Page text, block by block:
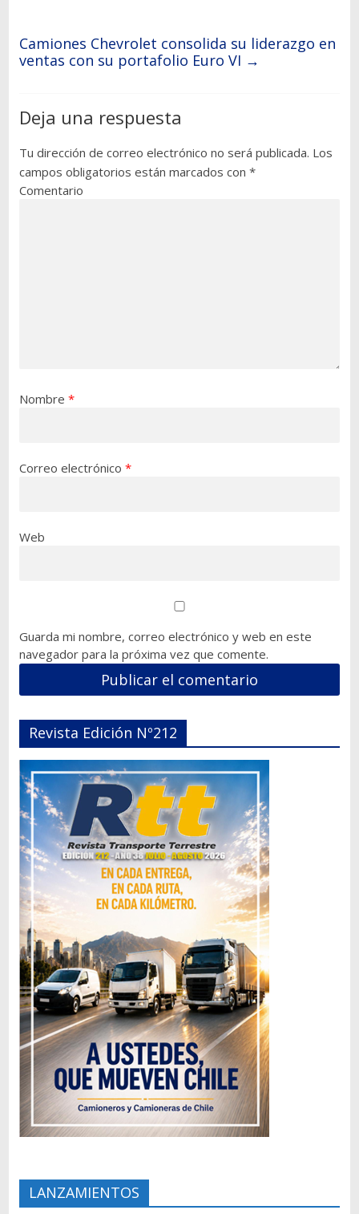
Camiones Chevrolet consolida su liderazgo en
ventas con su portafolio Euro VI →
Deja una respuesta
Tu dirección de correo electrónico no será publicada. Los
campos obligatorios están marcados con *
Comentario
Nombre *
Correo electrónico *
Web
Guarda mi nombre, correo electrónico y web en este
navegador para la próxima vez que comente.
Revista Edición Nº212
LANZAMIENTOS